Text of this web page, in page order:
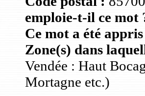
emploie-t-il ce mot
Ce mot a été
Zone(s) dans
Vendée : Haut
Mortagne etc.)